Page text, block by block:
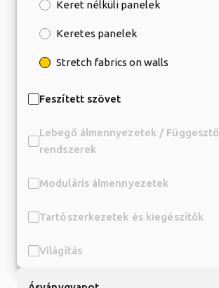
Keret nélküli panelek
Keretes panelek
Stretch fabrics on walls
Feszített szövet
Lebegő álmennyezetek / Függesztő
rendszerek
Moduláris álmennyezetek
Tartószerkezetek és kiegészítők
Világítás